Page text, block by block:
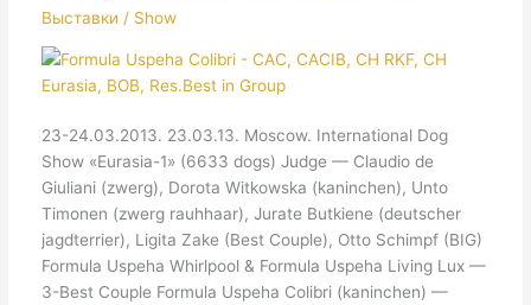
Выставки / Show
23-24.03.2013. 23.03.13. Moscow. International Dog
Show «Eurasia-1» (6633 dogs) Judge — Claudio de
Giuliani (zwerg), Dorota Witkowska (kaninchen), Unto
Timonen (zwerg rauhhaar), Jurate Butkiene (deutscher
jagdterrier), Ligita Zake (Best Couple), Otto Schimpf (BIG)
Formula Uspeha Whirlpool & Formula Uspeha Living Lux —
3-Best Couple Formula Uspeha Colibri (kaninchen) —